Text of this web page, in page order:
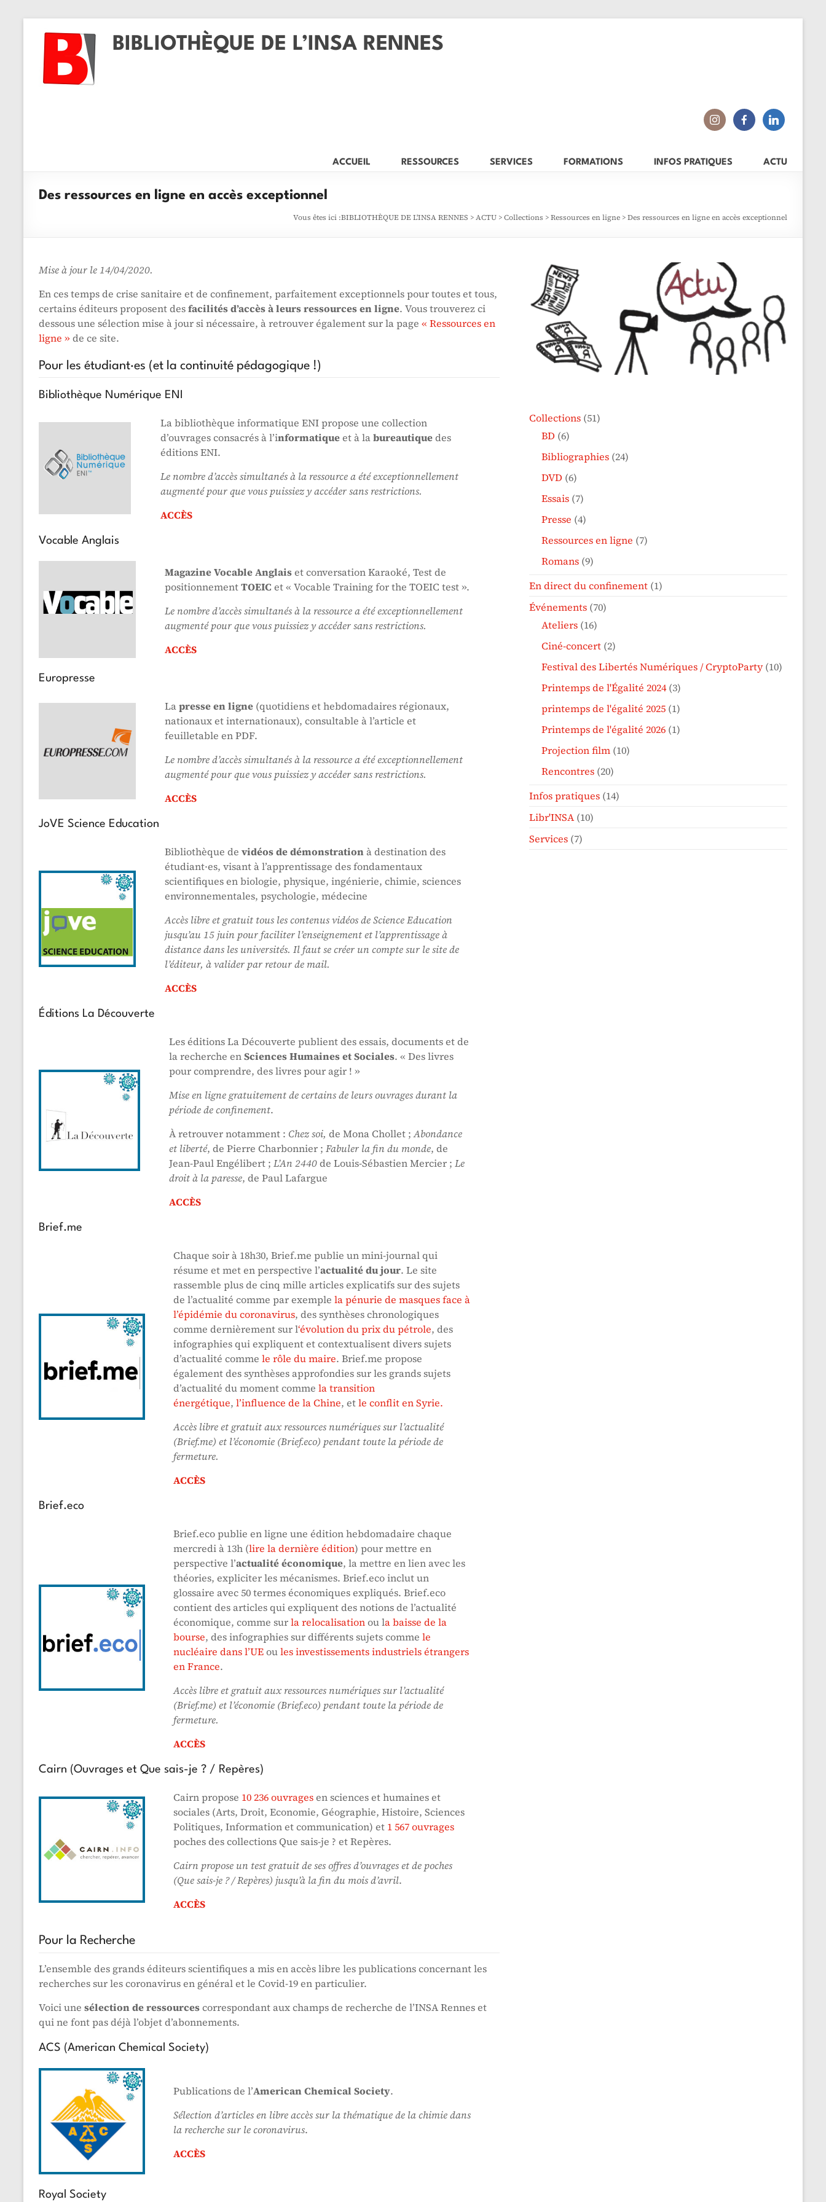
BIBLIOTHÈQUE DE L’INSA RENNES
ACCUEIL RESSOURCES SERVICES FORMATIONS INFOS PRATIQUES ACTU
Des ressources en ligne en accès exceptionnel
Vous êtes ici :BIBLIOTHÈQUE DE L'INSA RENNES >ACTU >Collections >Ressources en ligne >Des ressources en ligne en accès exceptionnel
Mise à jour le 14/04/2020.
En ces temps de crise sanitaire et de confinement, parfaitement exceptionnels pour toutes et tous,
certains éditeurs proposent desfacilités d’accès à leurs ressources en ligne. Vous trouverez ci
dessous une sélection mise à jour si nécessaire, à retrouver également sur la page « Ressources en
ligne » de ce site.
Pour les étudiant·es (et la continuité pédagogique !)
Bibliothèque Numérique ENI
La bibliothèque informatique ENI propose une collection
d’ouvrages consacrés à l’informatiqueet à labureautiquedes
éditions ENI.
Le nombre d’accès simultanés à la ressource a été exceptionnellement
augmenté pour que vous puissiez y accéder sans restrictions.
ACCÈS
Vocable Anglais
MagazineVocable Anglaiset conversation Karaoké, Test de
positionnementTOEIC et « Vocable Training for the TOEIC test ».
Le nombre d’accès simultanés à la ressource a été exceptionnellement
augmenté pour que vous puissiez y accéder sans restrictions.
ACCÈS
Europresse
Lapresse en ligne(quotidiens et hebdomadaires régionaux,
nationaux et internationaux), consultable à l’article et
feuilletable en PDF.
Le nombre d’accès simultanés à la ressource a été exceptionnellement
augmenté pour que vous puissiez y accéder sans restrictions.
ACCÈS
JoVE Science Education
Bibliothèque de vidéos de démonstrationà destination des
étudiant·es, visant à l’apprentissage des fondamentaux
scientifiques en biologie, physique, ingénierie, chimie, sciences
environnementales, psychologie, médecine
Accès libre et gratuit tous les contenus vidéos de Science Education
jusqu’au 15 juin pour faciliter l’enseignement et l’apprentissage à
distance dans les universités. Il faut se créer un compte sur le site de
l’éditeur, à valider par retour de mail.
ACCÈS
Éditions La Découverte
Les éditions La Découverte publient des essais, documents et de
la recherche enSciences Humaines et Sociales. « Des livres
pour comprendre, des livres pour agir ! »
Mise en ligne gratuitement de certains de leurs ouvrages durant la
période de confinement.
À retrouver notamment : Chez soi, de Mona Chollet ;Abondance
et liberté, de Pierre Charbonnier ; Fabuler la fin du monde, de
Jean-Paul Engélibert ; L’An 2440de Louis-Sébastien Mercier ; Le
droit à la paresse, de Paul Lafargue
ACCÈS
Brief.me
Chaque soir à 18h30, Brief.me publie un mini-journal qui
résume et met en perspective l’actualité du jour. Le site
rassemble plus de cinq mille articles explicatifs sur des sujets
de l’actualité comme par exemple la pénurie de masques face à
l’épidémie du coronavirus, des synthèses chronologiques
comme dernièrement sur l‘évolution du prix du pétrole, des
infographies qui expliquent et contextualisent divers sujets
d’actualité comme le rôle du maire. Brief.me propose
également des synthèses approfondies sur les grands sujets
d’actualité du moment comme la transition
énergétique, l’influence de la Chine, etle conflit en Syrie.
Accès libre et gratuit aux ressources numériques sur l’actualité
(Brief.me) et l’économie (Brief.eco) pendant toute la période de
fermeture.
ACCÈS
Brief.eco
Brief.eco publie en ligne une édition hebdomadaire chaque
mercredi à 13h (lire la dernière édition) pour mettre en
perspective l’actualité économique, la mettre en lien avec les
théories, expliciter les mécanismes. Brief.eco inclut un
glossaire avec 50 termes économiques expliqués. Brief.eco
contient des articles qui expliquent des notions de l’actualité
économique, comme surla relocalisationou la baisse de la
bourse, des infographies sur différents sujets comme le
nucléaire dans l’UEoules investissements industriels étrangers
en France.
Accès libre et gratuit aux ressources numériques sur l’actualité
(Brief.me) et l’économie (Brief.eco) pendant toute la période de
fermeture.
ACCÈS
Cairn (Ouvrages et Que sais-je ? / Repères)
Cairn propose 10 236 ouvragesen sciences et humaines et
sociales (Arts, Droit, Economie, Géographie, Histoire, Sciences
Politiques, Information et communication) et 1 567 ouvrages
poches des collections Que sais-je ? et Repères.
Cairn propose un test gratuit de ses offres d’ouvrages et de poches
(Que sais-je ? / Repères) jusqu’à la fin du mois d’avril.
ACCÈS
Pour la Recherche
L’ensemble des grands éditeurs scientifiques a mis en accès libre les publications concernant les
recherches sur les coronavirus en général et le Covid-19 en particulier.
Voici une sélection de ressourcescorrespondant aux champs de recherche de l’INSA Rennes et
qui ne font pas déjà l’objet d’abonnements.
ACS (American Chemical Society)
Publications de l’American Chemical Society.
Sélection d’articles en libre accès sur la thématique de la chimie dans
la recherche sur le coronavirus.
ACCÈS
Royal Society
Collections (51)
BD (6)
Bibliographies (24)
DVD (6)
Essais (7)
Presse (4)
Ressources en ligne (7)
Romans (9)
En direct du confinement (1)
Événements (70)
Ateliers (16)
Ciné-concert (2)
Festival des Libertés Numériques / CryptoParty(10)
Printemps de l'Égalité 2024(3)
printemps de l'égalité 2025 (1)
Printemps de l'égalité 2026 (1)
Projection film (10)
Rencontres (20)
Infos pratiques (14)
Libr'INSA(10)
Services (7)